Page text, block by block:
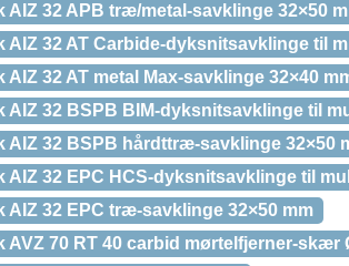
AIZ 32 APB træ/metal-savklinge 32×50
AIZ 32 AT Carbide-dyksnitsavklinge til
AIZ 32 AT metal Max-savklinge 32×40
AIZ 32 BSPB BIM-dyksnitsavklinge til
AIZ 32 BSPB hårdttræ-savklinge 32×50
AIZ 32 EPC HCS-dyksnitsavklinge til
AIZ 32 EPC træ-savklinge 32×50 mm
AVZ 70 RT 40 carbid mørtelfjerner-skær